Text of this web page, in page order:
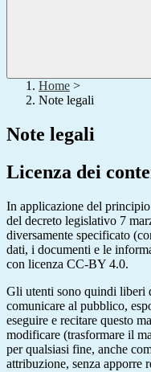
Home >
Note legali
Note legali
Licenza dei
In applicazione del
del decreto legislativo 7
diversamente specificato
dati, i documenti e le
con licenza CC-BY 4.0.
Gli utenti sono quindi liberi
comunicare al pubblico,
eseguire e recitare questo
modificare (trasformare il
per qualsiasi fine, anche
attribuzione, senza apporre